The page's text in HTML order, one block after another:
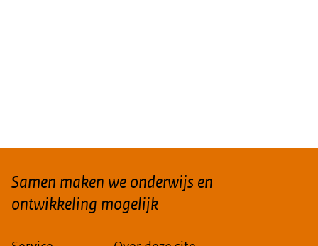
Samen maken we onderwijs en
ontwikkeling mogelijk